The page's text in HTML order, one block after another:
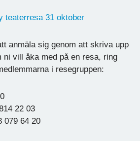
teaterresa 31 oktober
anmäla sig genom att skriva upp
ni vill åka med på en resa, ring
i resegruppen:
22 03
079 64 20